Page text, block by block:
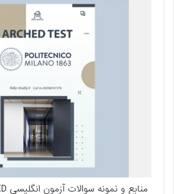
منابع و نمونه سوالات آزمون انگلیسی ARCHED میلان 2026